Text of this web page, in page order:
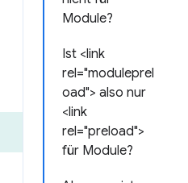
Module?
Ist <link
rel="moduleprel
oad"> also nur
<link
rel="preload">
für Module?